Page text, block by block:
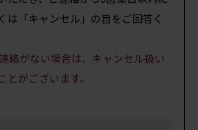
は「キャンセル」の旨をご回答く
絡がない場合は、キャンセル扱い
とがございます。